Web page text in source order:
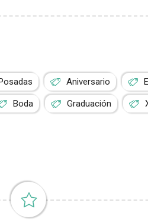
Aniversario
Boda Graduación